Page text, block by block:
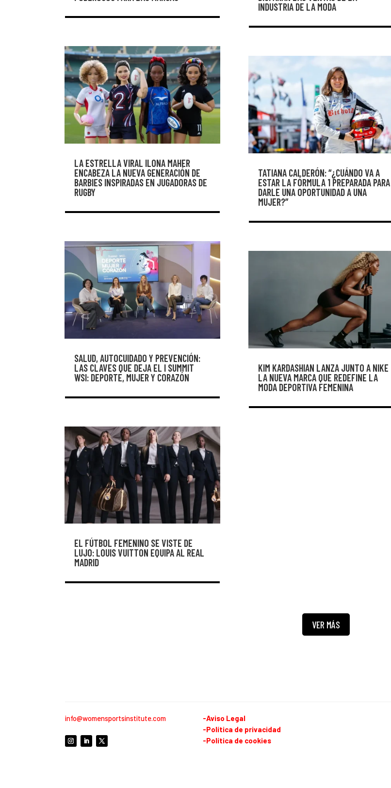
LA ESTRELLA VIRAL ILONA MAHER
ENCABEZA LA NUEVA GENERACIÓN DE
BARBIES INSPIRADAS EN JUGADORAS DE
RUGBY
SALUD, AUTOCUIDADO Y PREVENCIÓN:
LAS CLAVES QUE DEJA EL I SUMMIT
WSI: DEPORTE, MUJER Y CORAZÓN
EL FÚTBOL FEMENINO SE VISTE DE
LUJO: LOUIS VUITTON EQUIPA AL REAL
MADRID
INDUSTRIA DE LA MODA
TATIANA CALDERÓN: “¿CUÁNDO VA A
ESTAR LA FÓRMULA 1 PREPARADA PARA
DARLE UNA OPORTUNIDAD A UNA
MUJER?”
KIM KARDASHIAN LANZA JUNTO A NIKE
LA NUEVA MARCA QUE REDEFINE LA
MODA DEPORTIVA FEMENINA
VER MÁS
info@womensportsinstitute.com
-Aviso Legal
-Política de privacidad
-Política de cookies